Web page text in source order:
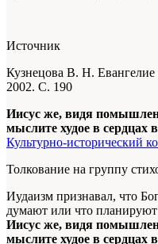
Источник
Кузнецова В. Н.
2002. С. 190
Иисус же, видя
мыслите худое в сердцах
Культурно-исторический
Толкование на группу
Иудаизм признавал, что
думают или что
Иисус же, видя
мыслите худое в сердцах